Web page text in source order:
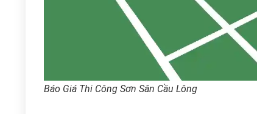
Báo Giá Thi Công Sơn Sân Cầu Lông